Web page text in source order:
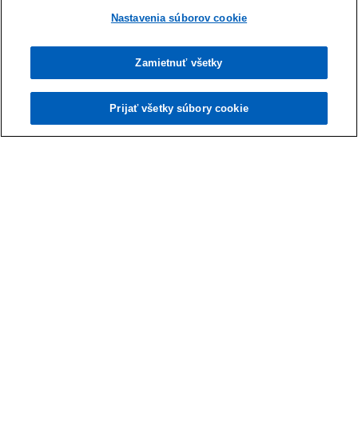
Kúpa firmy – krok za krokom
Nastavenia súborov cookie
Zamietnuť všetky
Prijať všetky súbory cookie